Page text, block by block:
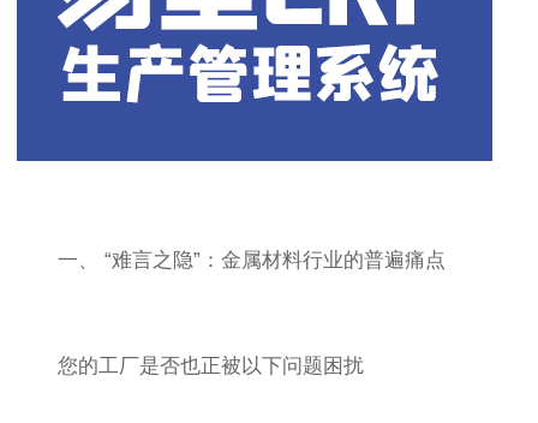
一、 “难言之隐”：金属材料行业的普遍痛点
您的工厂是否也正被以下问题困扰